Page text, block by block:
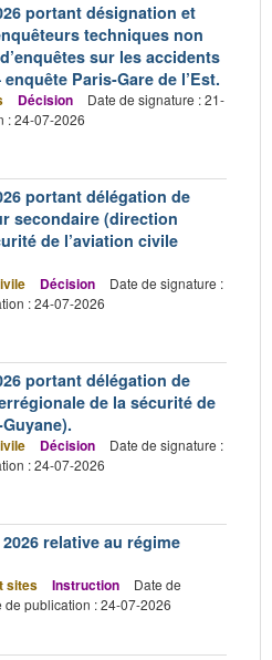
portant désignation et
techniques non
sur les accidents
Paris-Gare de l’Est.
Décision
Date de signature : 21-
: 24-07-2026
portant délégation de
secondaire (direction
de l’aviation civile
Décision
Date de signature :
: 24-07-2026
portant délégation de
de la sécurité de
Décision
Date de signature :
: 24-07-2026
relative au régime
sites Instruction
Date de
de publication : 24-07-2026